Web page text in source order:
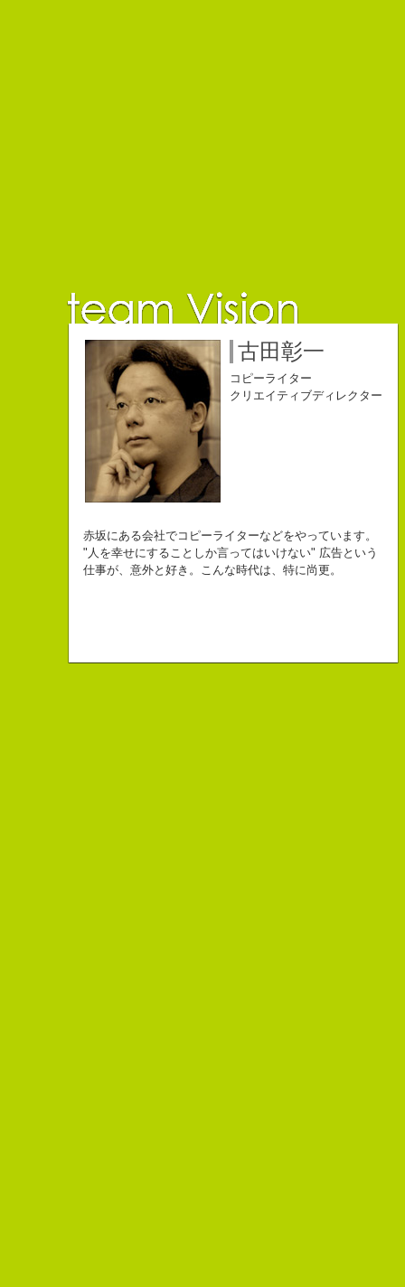
佐藤延夫
コピーライター
チームVision 事務局長
保持壮太郎
コピーライター
自己紹介ジェネレーターというサイトがある。試しにやってみた。
こんちゃっ保持壮太郎っていいます。
皆からは「保持壮太郎ピーナッツ」って呼ばれてるよ。
小山佳奈
コピーライター
なにがしか書いていられるしごとはとっても
幸せでとっても怖いですが、きょうもなんとか幸せに
生きられてる私は幸せなのかもしれません。
中村直史
コピーライター
長崎県五島市出身
３６歳
「五島列島はよいところです。
江口順也
コピーライター
Copy writer
10周年キャンペーン中です。
名雪祐平
コピーライター
クリエイティブディレクター
初対面の人によく言われる。
「きれいな名前ですね」
こう返す。「ええ、名前だけは」
古田彰一
コピーライター
クリエイティブディレクター
赤坂にある会社でコピーライターなどをやっています。
"人を幸せにすることしか言ってはいけない" 広告という
仕事が、意外と好き。こんな時代は、特に尚更。